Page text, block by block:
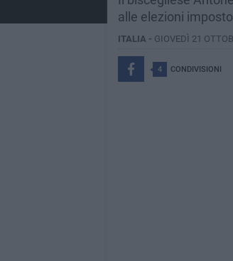
alle elezioni
ITALIA - GIOVEDÌ 21
4 CONDIVISIONI